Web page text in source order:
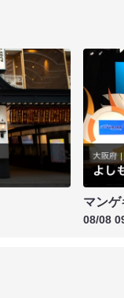
マン
08/08